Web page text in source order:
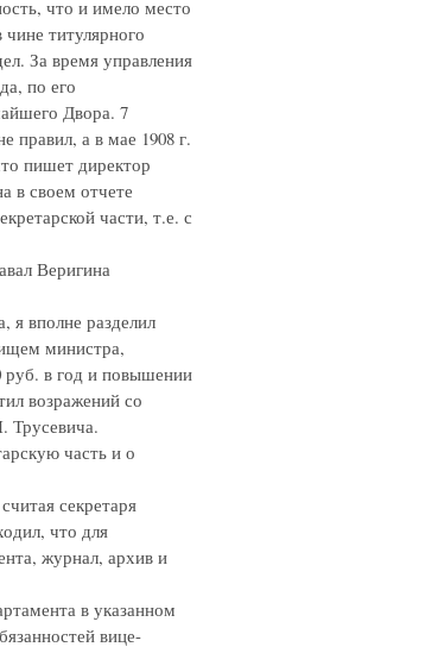
что и имело место
титулярного
За время управления
по его
Двора. 7
правил, а в мае 1908 г.
пишет директор
в своем отчете
части, т.е. с
Веригина
я вполне разделил
министра,
руб. в год и повышении
возражений со
Трусевича.
часть и о
секретаря
что для
журнал, архив и
в указанном
вице-